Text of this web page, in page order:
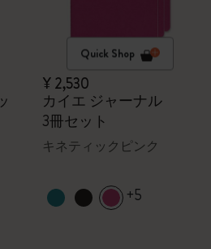
Quick Shop
¥ 2,530
カイエ ジャーナル
3冊セット
キネティックピンク
+5